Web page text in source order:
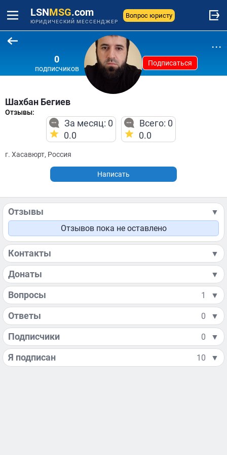
LSNMSG.com
ЮРИДИЧЕСКИЙ МЕССЕНДЖЕР
Вопрос юристу
0
подписчиков
Подписаться
...
Шахбан Бегиев
Отзывы:
За месяц: 0
0.0
Всего: 0
0.0
г. Хасавюрт, Россия
Написать
Отзывы
▼
Отзывов пока не оставлено
Контакты ▼
Донаты ▼
Вопросы 1 ▼
Ответы 0 ▼
Подписчики 0 ▼
Я подписан 10 ▼